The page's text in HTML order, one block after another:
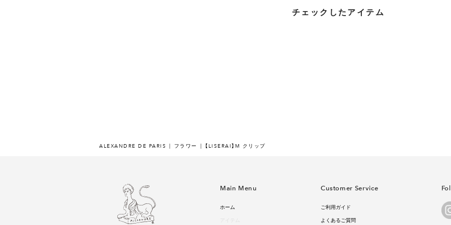
チェックしたアイテム
ALEXANDRE DE PARIS フラワー 【LISERAI】M クリップ
Main Menu
ホーム
Customer Service
ご利用ガイド
よくあるご質問